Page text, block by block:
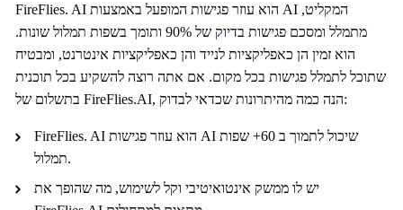
FireFlies. AI הוא עוזר פגישות המופעל באמצעות AI המקליט,
מתמלל ומסכם פגישות בדיוק של 90% ותומך בשפות תמלול שונות.
הוא זמין הן כאפליקציות לנייד והן כאפליקציות אינטרנט, ומבטיח
שתוכל לתמלל פגישות בכל מקום. אם אתה רוצה להשקיע בכל תוכנית
בתשלום של FireFlies.AI, הנה כמה מהיתרונות שכדאי לבדוק:
FireFlies. AI הוא עוזר פגישות AI שיכול לתמוך ב 60+ שפות
תמלול.
יש לו ממשק אינטואיטיבי וקל לשימוש, מה שהופך את